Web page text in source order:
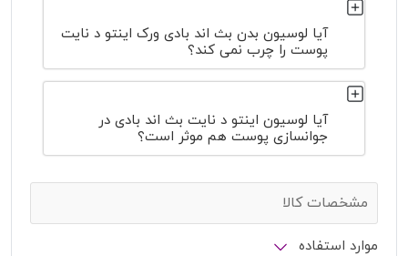
آیا لوسیون بدن بث اند بادی ورک اینتو د نایت
پوست را چرب نمی کند؟
آیا لوسیون اینتو د نایت بث اند بادی در
جوانسازی پوست هم موثر است؟
مشخصات کالا
موارد استفاده